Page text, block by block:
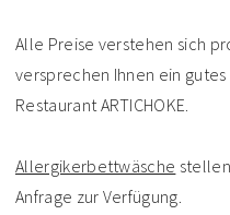
Alle Preise verstehen sich
versprechen Ihnen ein gutes
Restaurant ARTICHOKE.
Allergikerbettwäsche
Anfrage zur Verfügung.